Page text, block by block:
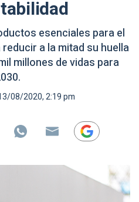
esenciales para el
a la mitad su huella
millones de vidas para
08/2020, 2:19 pm